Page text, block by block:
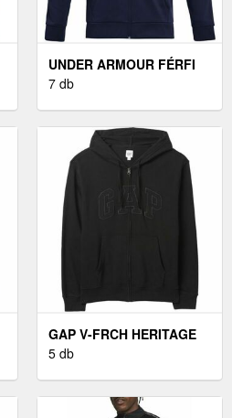
UNDER ARMOUR FÉRFI
PULÓVER FÉRFI
7 db
GAP V-FRCH HERITAGE
LOGO FÉRFI PULÓVER,
5 db